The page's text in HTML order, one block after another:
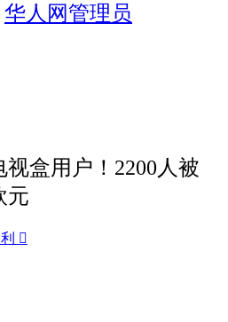
华人网管理员
盒用户！2200人被
元
